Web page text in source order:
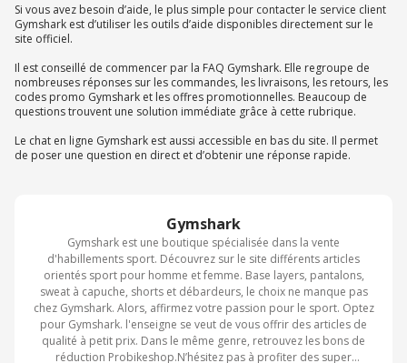
Gymshark
Gymshark est une boutique spécialisée dans la vente
d'habillements sport. Découvrez sur le site différents articles
orientés sport pour homme et femme. Base layers, pantalons,
sweat à capuche, shorts et débardeurs, le choix ne manque pas
chez Gymshark. Alors, affirmez votre passion pour le sport. Optez
pour Gymshark. l'enseigne se veut de vous offrir des articles de
qualité à petit prix. Dans le même genre, retrouvez les bons de
réduction Probikeshop.N’hésitez pas à profiter des super
Si vous avez besoin d’aide, le plus simple pour contacter le service client
Gymshark est d’utiliser les outils d’aide disponibles directement sur le
site officiel.
Il est conseillé de commencer par la FAQ Gymshark. Elle regroupe de
nombreuses réponses sur les commandes, les livraisons, les retours, les
codes promo Gymshark et les offres promotionnelles. Beaucoup de
questions trouvent une solution immédiate grâce à cette rubrique.
Le chat en ligne Gymshark est aussi accessible en bas du site. Il permet
de poser une question en direct et d’obtenir une réponse rapide.